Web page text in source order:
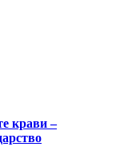
крави –